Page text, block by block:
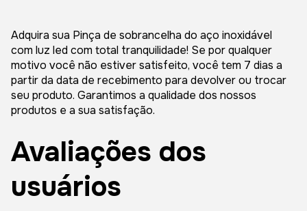
Adquira sua Pinça de sobrancelha do aço inoxidável
com luz led com total tranquilidade! Se por qualquer
motivo você não estiver satisfeito, você tem 7 dias a
partir da data de recebimento para devolver ou trocar
seu produto. Garantimos a qualidade dos nossos
produtos e a sua satisfação.
Avaliações dos
usuários